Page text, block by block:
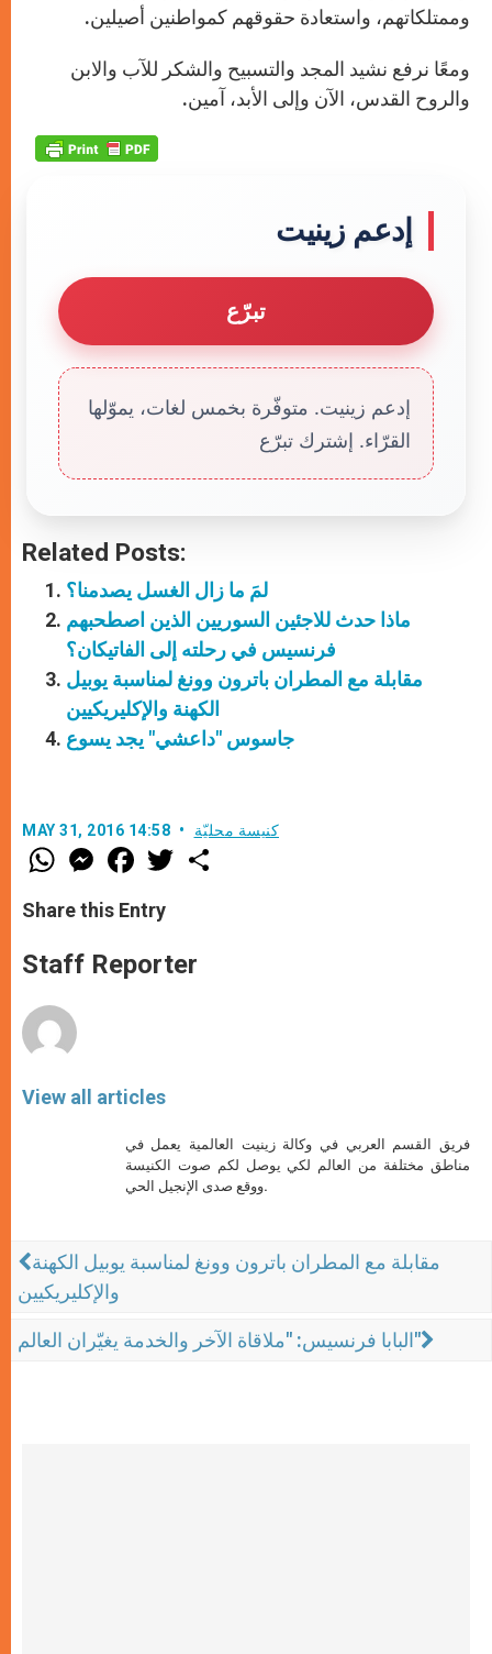
وممتلكاتهم، واستعادة حقوقهم كمواطنين أصيلين.
ومعًا نرفع نشيد المجد والتسبيح والشكر للآب والابن
والروح القدس، الآن وإلى الأبد، آمين.
إدعم زينيت
تبرّع
إدعم زينيت. متوفّرة بخمس لغات، يموّلها
القرّاء. إشترك تبرّع
Related Posts:
لمَ ما زال الغسل يصدمنا؟
ماذا حدث للاجئين السوريين الذين اصطحبهم
فرنسيس في رحلته إلى الفاتيكان؟
مقابلة مع المطران باترون وونغ لمناسبة يوبيل
الكهنة والإكليريكيين
جاسوس "داعشي" يجد يسوع
MAY 31, 2016 14:58 كنيسة محليّة
W
h
t
s
p
p
M
e
s
e
g
e
F
a
e
b
o
k
w
r
Share this Entry
Staff Reporter
View all articles
فريق القسم العربي في وكالة زينيت العالمية يعمل في
مناطق مختلفة من العالم لكي يوصل لكم صوت الكنيسة
ووقع صدى الإنجيل الحي.
مقابلة مع المطران باترون وونغ لمناسبة يوبيل الكهنة
والإكليريكيين
البابا فرنسيس: "ملاقاة الآخر والخدمة يغيّران العالم"